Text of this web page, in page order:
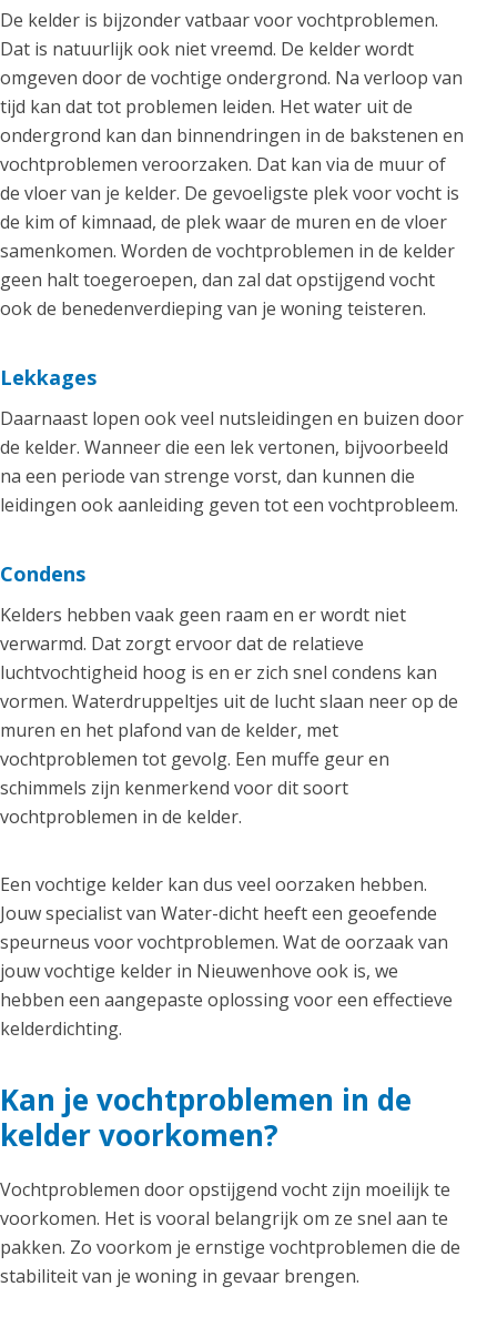
De kelder is bijzonder vatbaar voor vochtproblemen.
Dat is natuurlijk ook niet vreemd. De kelder wordt
omgeven door de vochtige ondergrond. Na verloop van
tijd kan dat tot problemen leiden. Het water uit de
ondergrond kan dan binnendringen in de bakstenen en
vochtproblemen veroorzaken. Dat kan via de muur of
de vloer van je kelder. De gevoeligste plek voor vocht is
de kim of kimnaad, de plek waar de muren en de vloer
samenkomen. Worden de vochtproblemen in de kelder
geen halt toegeroepen, dan zal dat opstijgend vocht
ook de benedenverdieping van je woning teisteren.
Lekkages
Daarnaast lopen ook veel nutsleidingen en buizen door
de kelder. Wanneer die een lek vertonen, bijvoorbeeld
na een periode van strenge vorst, dan kunnen die
leidingen ook aanleiding geven tot een vochtprobleem.
Condens
Kelders hebben vaak geen raam en er wordt niet
verwarmd. Dat zorgt ervoor dat de relatieve
luchtvochtigheid hoog is en er zich snel condens kan
vormen. Waterdruppeltjes uit de lucht slaan neer op de
muren en het plafond van de kelder, met
vochtproblemen tot gevolg. Een muffe geur en
schimmels zijn kenmerkend voor dit soort
vochtproblemen in de kelder.
Een vochtige kelder kan dus veel oorzaken hebben.
Jouw specialist van Water-dicht heeft een geoefende
speurneus voor vochtproblemen. Wat de oorzaak van
jouw vochtige kelder in Nieuwenhove ook is, we
hebben een aangepaste oplossing voor een effectieve
kelderdichting.
Kan je vochtproblemen in de
kelder voorkomen?
Vochtproblemen door opstijgend vocht zijn moeilijk te
voorkomen. Het is vooral belangrijk om ze snel aan te
pakken. Zo voorkom je ernstige vochtproblemen die de
stabiliteit van je woning in gevaar brengen.